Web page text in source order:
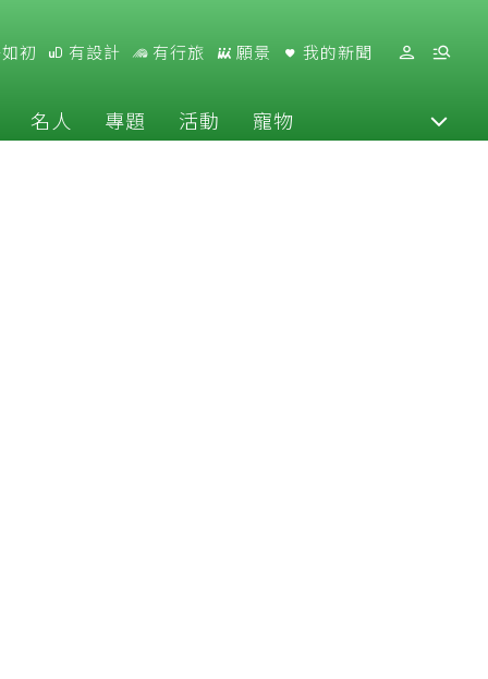
初 有設計 有行旅 願景 我的新聞
名人 專題 活動 寵物